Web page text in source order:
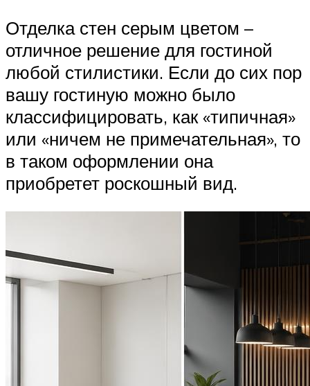
Отделка стен серым цветом –
отличное решение для гостиной
любой стилистики. Если до сих пор
вашу гостиную можно было
классифицировать, как «типичная»
или «ничем не примечательная», то
в таком оформлении она
приобретет роскошный вид.